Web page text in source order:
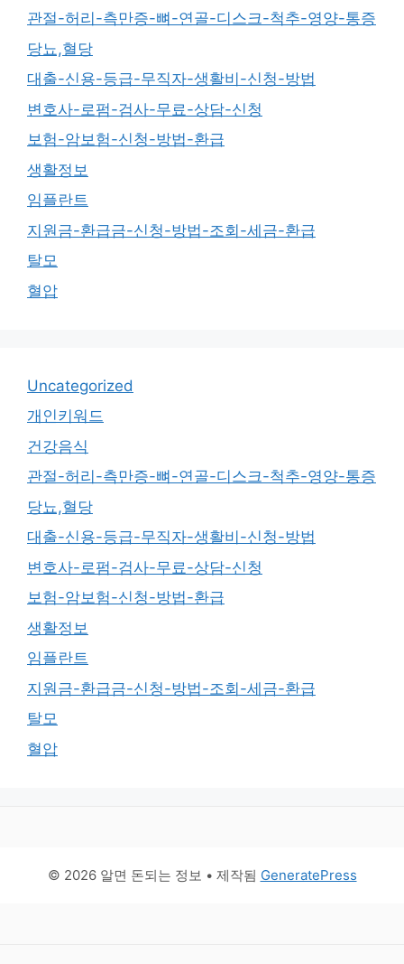
관절-허리-측만증-뼈-연골-디스크-척추-영양-통증
당뇨,혈당
대출-신용-등급-무직자-생활비-신청-방법
변호사-로펌-검사-무료-상담-신청
보험-암보험-신청-방법-환급
생활정보
임플란트
지원금-환급금-신청-방법-조회-세금-환급
탈모
혈압
Uncategorized
개인키워드
건강음식
관절-허리-측만증-뼈-연골-디스크-척추-영양-통증
당뇨,혈당
대출-신용-등급-무직자-생활비-신청-방법
변호사-로펌-검사-무료-상담-신청
보험-암보험-신청-방법-환급
생활정보
임플란트
지원금-환급금-신청-방법-조회-세금-환급
탈모
혈압
© 2026 알면 돈되는 정보 • 제작됨 GeneratePress